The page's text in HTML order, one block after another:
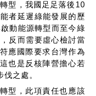
型，我國足足落後10
者延遲綠能發展的歷
動能源轉型而至今綠
反而需要虛心檢討當
應國際要求台灣作為
也是反核陣營擔心若
之處。
，此項責任也應該